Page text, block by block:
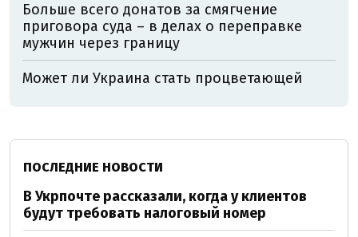
Больше всего донатов за смягчение
приговора суда – в делах о переправке
мужчин через границу
Может ли Украина стать процветающей
ПОСЛЕДНИЕ НОВОСТИ
В Укрпочте рассказали, когда у клиентов
будут требовать налоговый номер